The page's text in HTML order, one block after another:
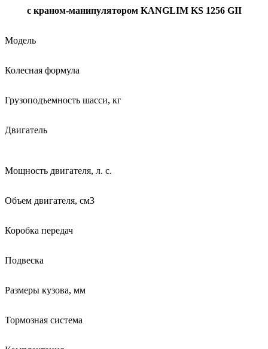
c краном-манипулятором KANGLIM KS 1256 GII
Модель
Колесная формула
Грузоподъемность шасси, кг
Двигатель
Мощность двигателя, л. с.
Объем двигателя, см3
Коробка передач
Подвеска
Размеры кузова, мм
Тормозная система